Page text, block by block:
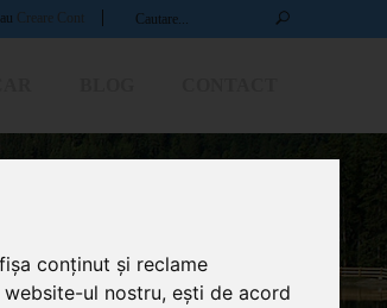
conținut și reclame
ul nostru, ești de acord
Creare Cont